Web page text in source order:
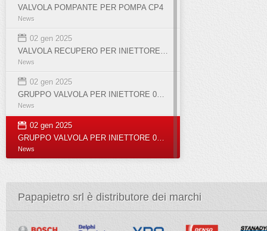
VALVOLA POMPANTE PER POMPA CP4
News
02 gen 2025
VALVOLA RECUPERO PER INIETTORE 0445110955
News
02 gen 2025
GRUPPO VALVOLA PER INIETTORE 0445110351
News
02 gen 2025
GRUPPO VALVOLA PER INIETTORE 0445110369
News
Papapietro srl è distributore dei marchi